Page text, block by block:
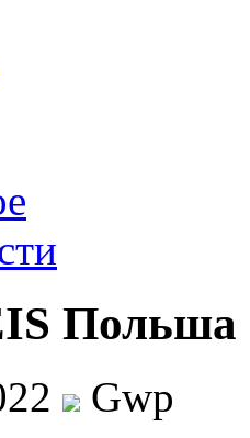
Польша
Gwp